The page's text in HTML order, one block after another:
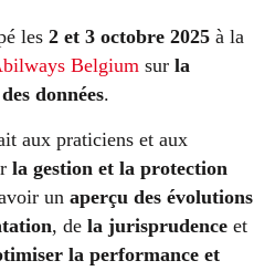
les 2 et 3 octobre 2025 à la
Belgium sur la
données.
aux praticiens et aux
la gestion et la protection
un aperçu des évolutions
, de la jurisprudence et
la performance et